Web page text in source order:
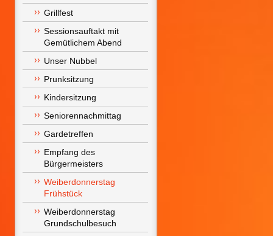
Grillfest
Sessionsauftakt mit
Gemütlichem Abend
Unser Nubbel
Prunksitzung
Kindersitzung
Seniorennachmittag
Gardetreffen
Empfang des
Bürgermeisters
Weiberdonnerstag
Frühstück
Weiberdonnerstag
Grundschulbesuch